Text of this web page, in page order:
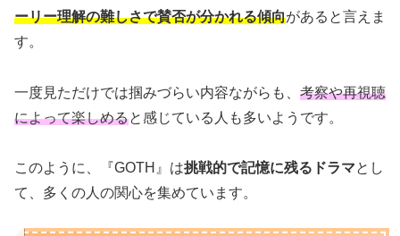
ーリー理解の難しさで賛否が分かれる傾向があると言えま
す。
一度見ただけでは掴みづらい内容ながらも、 考察や再視聴
によって楽しめると感じている人も多いようです。
このように、『GOTH』は挑戦的で記憶に残るドラマとし
て、多くの人の関心を集めています。